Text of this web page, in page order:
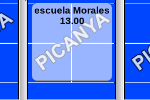
escuela Morales
13.00